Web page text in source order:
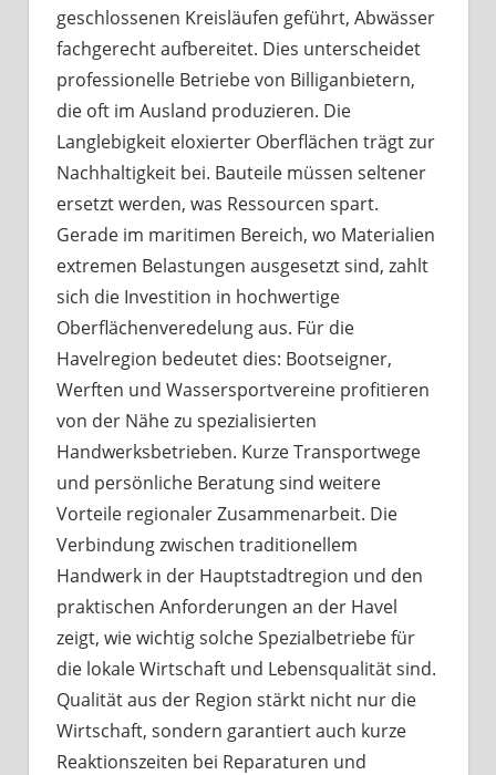
geschlossenen Kreisläufen geführt, Abwässer
fachgerecht aufbereitet. Dies unterscheidet
professionelle Betriebe von Billiganbietern,
die oft im Ausland produzieren. Die
Langlebigkeit eloxierter Oberflächen trägt zur
Nachhaltigkeit bei. Bauteile müssen seltener
ersetzt werden, was Ressourcen spart.
Gerade im maritimen Bereich, wo Materialien
extremen Belastungen ausgesetzt sind, zahlt
sich die Investition in hochwertige
Oberflächenveredelung aus. Für die
Havelregion bedeutet dies: Bootseigner,
Werften und Wassersportvereine profitieren
von der Nähe zu spezialisierten
Handwerksbetrieben. Kurze Transportwege
und persönliche Beratung sind weitere
Vorteile regionaler Zusammenarbeit. Die
Verbindung zwischen traditionellem
Handwerk in der Hauptstadtregion und den
praktischen Anforderungen an der Havel
zeigt, wie wichtig solche Spezialbetriebe für
die lokale Wirtschaft und Lebensqualität sind.
Qualität aus der Region stärkt nicht nur die
Wirtschaft, sondern garantiert auch kurze
Reaktionszeiten bei Reparaturen und